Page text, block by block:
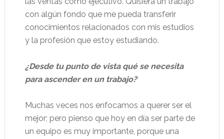
con algún fondo que me pueda transferir
conocimientos relacionados con mis estudios
y la profesión que estoy estudiando.
¿Desde tu punto de vista qué se necesita
para ascender en un trabajo?
Muchas veces nos enfocamos a querer ser el
mejor; pero pienso que hoy en día ser parte de
un equipo es muy importante, porque una